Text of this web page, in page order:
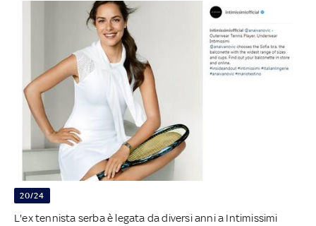
20/24
L'ex tennista serba è legata da diversi anni a Intimissimi